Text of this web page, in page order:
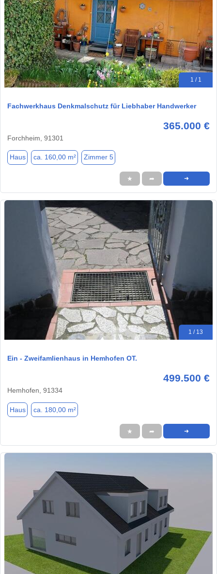
1 / 1
Fachwerkhaus Denkmalschutz für Liebhaber Handwerker
365.000 €
Forchheim, 91301
Haus ca. 160,00 m² Zimmer 5
★ ➦ ➜
1 / 13
Ein - Zweifamlienhaus in Hemhofen OT.
499.500 €
Hemhofen, 91334
Haus ca. 180,00 m²
★ ➦ ➜